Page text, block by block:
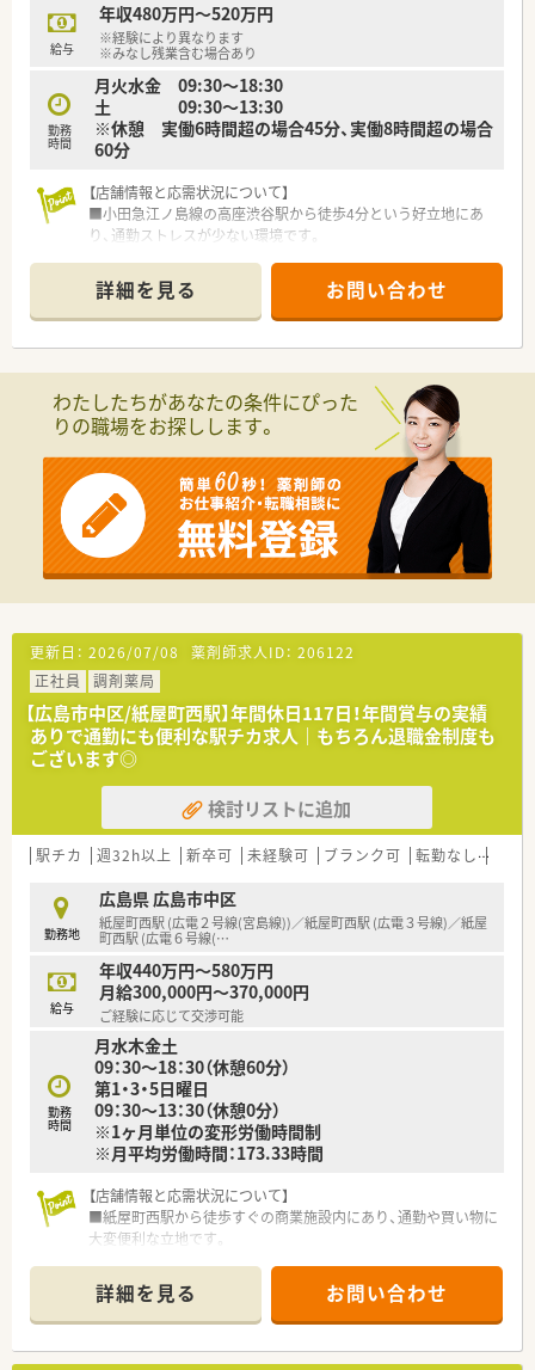
給与
年収480万円～520万円
※経験により異なります
※みなし残業含む場合あり
勤務
時間
月火水金 09:30～18:30
土 09:30～13:30
※休憩 実働6時間超の場合45分、実働8時間超の場合
60分
【店舗情報と応需状況について】
■小田急江ノ島線の高座渋谷駅から徒歩4分という好立地にあ
り、通勤ストレスが少ない環境です。
門性を高めることが可能です。
■常勤2名とパート1名、事務1名の体制で、協力しながら日々の
業務に取り組んでいます。
■地域のかかりつけ薬局として体制をさらに強化するため、意欲
ある薬剤師を増員募集しています。
■ドクターと連携しながら、地域医療への貢献を目指す意欲的な
■在宅医療にも注力していく方針のため、自動車運転免許をお持
ちの方は特に活躍が期待されます。
【想定される業務内容】
■調剤や監査、服薬指導などの基本業務に加え、薬歴管理を通じ
て患者様の健康をサポートします。
■処方箋は事前にFAXで届く仕組みがあり、対人業務や服薬指導
■今後は在宅医療の分野にも力を入れていくため、居宅への訪問
や服薬指導などの業務も想定されます。
詳細を見る お問い合わせ
わたしたちがあなたの条件にぴった
りの職場をお探しします。
更新日： 2026/07/08 薬剤師求人ID： 206122
正社員
調剤薬局
【広島市中区/紙屋町西駅】年間休日117日！年間賞与の実績
ありで通勤にも便利な駅チカ求人｜もちろん退職金制度も
ございます◎
検討リストに追加
駅チカ 週32h以上 新卒可 未経験可 ブランク可 転勤なし
勤務地
広島県 広島市中区
紙屋町西駅 (広電２号線(宮島線))／紙屋町西駅 (広電３号線)／紙屋
町西駅 (広電６号線(…
給与
年収440万円～580万円
月給300,000円～370,000円
ご経験に応じて交渉可能
勤務
時間
月水木金土
09：30～18：30（休憩60分）
第1・3・5日曜日
09：30～13：30（休憩0分）
※1ヶ月単位の変形労働時間制
※月平均労働時間：173.33時間
【店舗情報と応需状況について】
■紙屋町西駅から徒歩すぐの商業施設内にあり、通勤や買い物に
大変便利な立地です。
を応需！日曜日は耳鼻科のみです。
■薬剤師7名が在籍しており、6～7名体制で業務を行っているの
で安心感があります。
詳細を見る お問い合わせ